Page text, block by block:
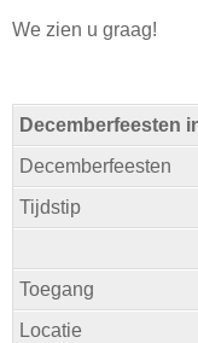
We zien u graag!
Decemberfeesten
Decemberfeesten
Tijdstip
Toegang
Locatie